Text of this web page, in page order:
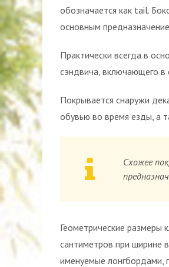
обозначается как tail.
основным
Практически всегда в
сэндвича, включающего в
Покрывается снаружи
обувью во время езды, а
Схожее
Геометрические размеры
сантиметров при ширине
именуемые лонгбордами,